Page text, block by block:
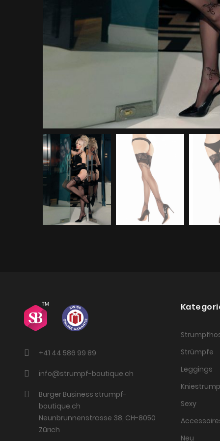
+41 44 586 99 89
info@strumpf-boutique.ch
Burger Business strumpf-
boutique.ch
Neunbrunnenstrasse 38, CH-8050
Zürich
Strümpfe
Leggings
Sexy
Neu